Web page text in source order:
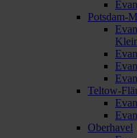
Potsdam-
Teltow-
Oberhavel